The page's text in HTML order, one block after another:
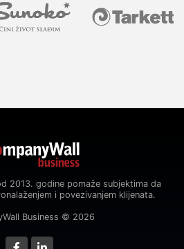
2013. godine pomaže subjektima da
i povezivanjem klijenata.
Business © 2026